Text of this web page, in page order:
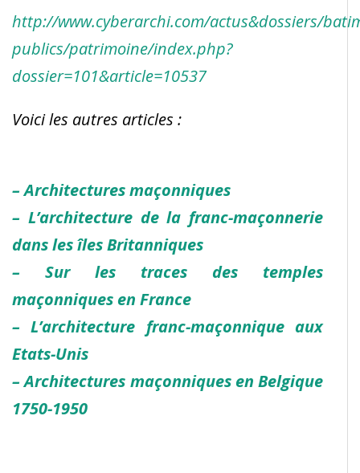
http://www.cyberarchi.com/actus&dossiers/
publics/patrimoine/index.php?
dossier=101&article=10537
Voici les autres articles :
– Architectures maçonniques
– L’architecture de la franc-maçonnerie
dans les îles Britanniques
– Sur les traces des temples
maçonniques en France
– L’architecture franc-maçonnique aux
Etats-Unis
– Architectures maçonniques en Belgique
1750-1950